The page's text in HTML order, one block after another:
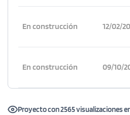
En construcción 12/02/
En construcción 09/10/
Proyecto con 2565 visualizaciones